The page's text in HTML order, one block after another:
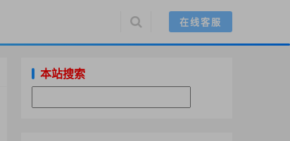
在线客服
本站搜索